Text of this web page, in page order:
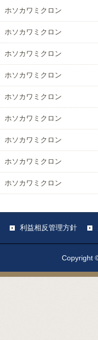
ホソカワミクロン
ホソカワミクロン
ホソカワミクロン
ホソカワミクロン
ホソカワミクロン
ホソカワミクロン
ホソカワミクロン
ホソカワミクロン
ホソカワミクロン
利益相反管理方針
Copyright